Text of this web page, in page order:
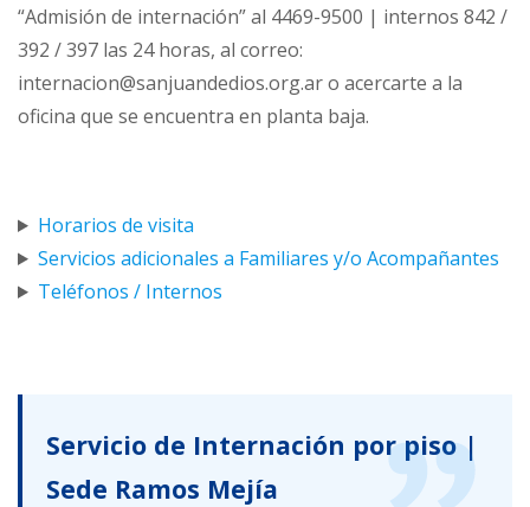
“Admisión de internación” al 4469-9500 | internos 842 /
392 / 397 las 24 horas, al correo:
internacion@sanjuandedios.org.ar o acercarte a la
oficina que se encuentra en planta baja.
Horarios de visita
Servicios adicionales a Familiares y/o Acompañantes
Teléfonos / Internos
Servicio de Internación por piso |
Sede Ramos Mejía